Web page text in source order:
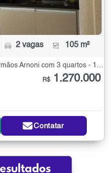
2 vagas 105 m²
Apartamento à Venda na Vila Irmãos Arnoni com 3 quartos - 105 m²
R$ 1.270.000
Contatar